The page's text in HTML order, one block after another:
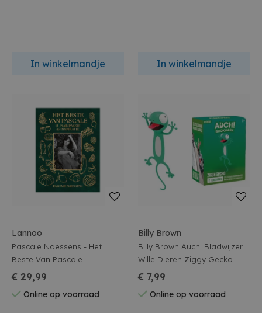
In winkelmandje In winkelmandje
Lannoo
Pascale Naessens - Het
Beste Van Pascale
€ 29,99
Online op voorraad
Billy Brown
Billy Brown Auch! Bladwijzer
Wille Dieren Ziggy Gecko
€ 7,99
Online op voorraad